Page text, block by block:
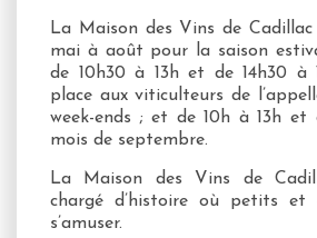
La Maison des Vins de
mai à août pour la saison
de 10h30 à 13h et de 14h30 à
place aux viticulteurs de
week-ends ; et de 10h à 13h et
mois de septembre.
La Maison des Vins de
chargé d’histoire où petits et
s’amuser.